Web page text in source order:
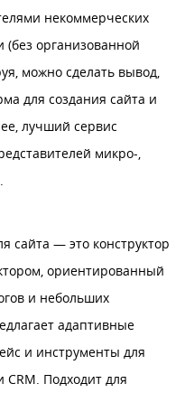
некоммерческих
(без организованной
можно сделать вывод,
для создания сайта и
лучший сервис
микро-,
сайта — это конструктор
ориентированный
и небольших
адаптивные
и инструменты для
CRM. Подходит для